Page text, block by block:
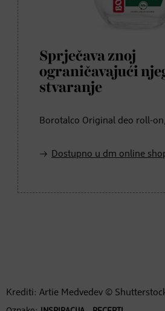
Sprječava znoj
ograničavajući
stvaranje
Borotalco Original deo roll-
Dostupno u dm online
Krediti: Artie Medvedev ©